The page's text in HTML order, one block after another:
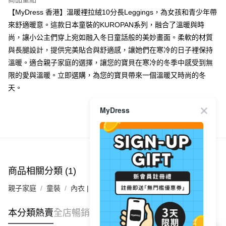
付款後順豐合作便利店
每筆HK$40.00，滿HK$350.00或以上免運費
付款後其他順豐合作點
每筆HK$40.00，滿HK$350.00或以上免運費
順豐速遞 / 菜鳥
其他國家/地區配送 (運費只供參考，下單後客服會再聯絡酌
運費表
【MyDress 香港】溫暖裡拉絨10分長Leggings，為女孩和青少年帶
來舒適暖意。這款日本童裝的KUROPAN系列，融合了溫暖與時
尚，讓小公主們穿上宛如融入冬日童話般的美妙畫面。柔軟的材質
與長腿設計，提供完美貼合與舒適感，讓她們在寒冷的日子裡保持
溫暖。適合親子家庭的選擇，讓您的寶貝在寒冷的冬季中感受到無
限的愛與溫暖。立即選購，為您的寶貝帶來一個溫暖又時尚的冬
天。
商品推薦
商品相關分類 (1)
親子家庭 童裝 內衣 | 襪子
本分類熱賣全店暢銷排行
MyDress